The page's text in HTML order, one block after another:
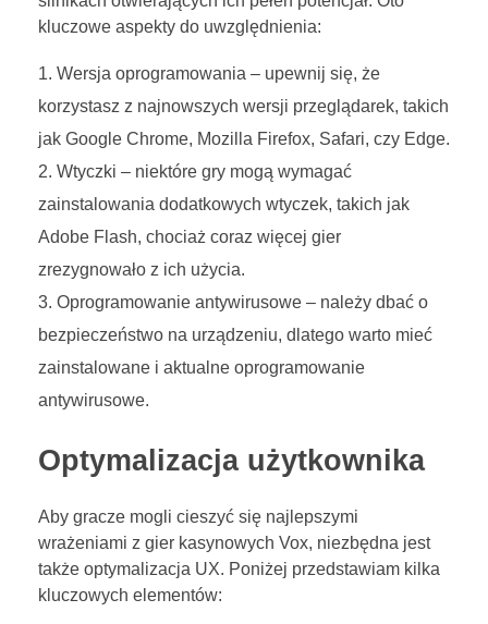
kluczowe aspekty do uwzględnienia:
Wersja oprogramowania – upewnij się, że
korzystasz z najnowszych wersji przeglądarek, takich
jak Google Chrome, Mozilla Firefox, Safari, czy Edge.
Wtyczki – niektóre gry mogą wymagać
zainstalowania dodatkowych wtyczek, takich jak
Adobe Flash, chociaż coraz więcej gier
zrezygnowało z ich użycia.
Oprogramowanie antywirusowe – należy dbać o
bezpieczeństwo na urządzeniu, dlatego warto mieć
zainstalowane i aktualne oprogramowanie
antywirusowe.
Optymalizacja użytkownika
Aby gracze mogli cieszyć się najlepszymi
wrażeniami z gier kasynowych Vox, niezbędna jest
także optymalizacja UX. Poniżej przedstawiam kilka
kluczowych elementów: